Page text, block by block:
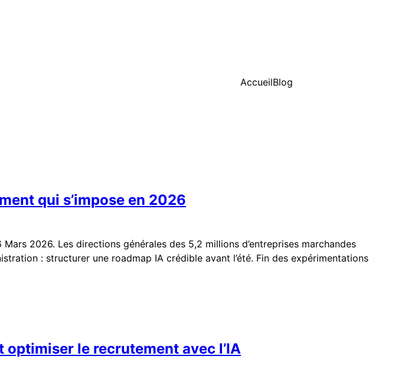
AccueilBlog
qui s’impose en 2026
2026. Les directions générales des 5,2 millions d’entreprises marchandes
: structurer une roadmap IA crédible avant l’été. Fin des expérimentations
le recrutement avec l’IA